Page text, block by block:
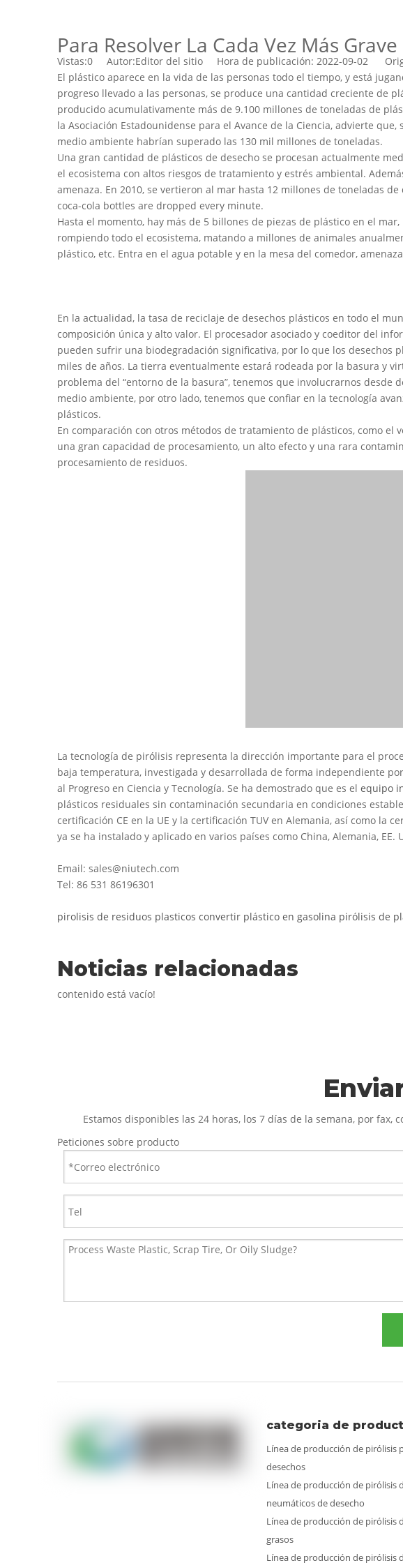
Para Resolver La Cada Vez Más
Vistas:0 Autor:Editor del sitio Hora de publicación: 2022-09-02
El plástico aparece en la vida de las personas todo el tiempo, y está
progreso llevado a las personas, se produce una cantidad creciente de
producido acumulativamente más de 9.100 millones de toneladas de
la Asociación Estadounidense para el Avance de la Ciencia, advierte
medio ambiente habrían superado las 130 mil millones de toneladas.
Una gran cantidad de plásticos de desecho se procesan actualmente
el ecosistema con altos riesgos de tratamiento y estrés ambiental.
amenaza. En 2010, se vertieron al mar hasta 12 millones de toneladas
coca-cola bottles are dropped every minute.
Hasta el momento, hay más de 5 billones de piezas de plástico en el
rompiendo todo el ecosistema, matando a millones de animales
plástico, etc. Entra en el agua potable y en la mesa del comedor,
En la actualidad, la tasa de reciclaje de desechos plásticos en todo el
composición única y alto valor. El procesador asociado y coeditor del
pueden sufrir una biodegradación significativa, por lo que los
miles de años. La tierra eventualmente estará rodeada por la basura y
problema del “entorno de la basura”, tenemos que involucrarnos
medio ambiente, por otro lado, tenemos que confiar en la tecnología
plásticos.
En comparación con otros métodos de tratamiento de plásticos, como
una gran capacidad de procesamiento, un alto efecto y una rara
procesamiento de residuos.
La tecnología de pirólisis representa la dirección importante para el
baja temperatura, investigada y desarrollada de forma independiente
al Progreso en Ciencia y Tecnología. Se ha demostrado que es el equipo
plásticos residuales sin contaminación secundaria en condiciones
certificación CE en la UE y la certificación TUV en Alemania, así como la
ya se ha instalado y aplicado en varios países como China, Alemania,
Email: sales@niutech.com
Tel: 86 531 86196301
pirolisis de residuos plasticos convertir plástico en gasolina pirólisis de
Noticias relacionadas
contenido está vacío!
Estamos disponibles las 24 horas, los 7 días de la semana, por
Peticiones sobre producto
categoria de
Línea de producción de pirólisis
desechos
Línea de producción de pirólisis
neumáticos de desecho
Línea de producción de pirólisis
grasos
Línea de producción de pirólisis